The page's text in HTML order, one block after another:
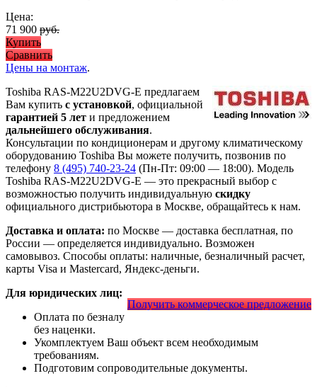
Цена:
71 900 руб.
Купить
Сравнить
Цены на монтаж.
Toshiba RAS-M22U2DVG-E предлагаем
Вам купить с установкой, официальной
гарантией 5 лет и предложением
дальнейшего обслуживания.
Консультации по кондиционерам и другому климатическому
оборудованию Toshiba Вы можете получить, позвонив по
телефону 8 (495) 740-23-24 (Пн-Пт: 09:00 — 18:00). Модель
Toshiba RAS-M22U2DVG-E — это прекрасный выбор с
возможностью получить индивидуальную скидку
официального дистрибьютора в Москве, обращайтесь к нам.
Доставка и оплата: по Москве — доставка бесплатная, по
России — определяется индивидуально. Возможен
самовывоз. Способы оплаты: наличные, безналичный расчет,
карты Visa и Mastercard, Яндекс-деньги.
Получить коммерческое предложение
Для юридических лиц:
Оплата по безналу
без наценки.
Укомплектуем Ваш объект всем необходимым
требованиям.
Подготовим сопроводительные документы.